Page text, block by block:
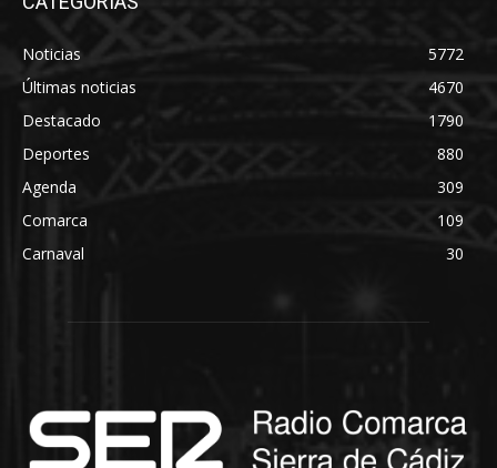
Noticias
5772
Últimas noticias
4670
Destacado
1790
Deportes
880
Agenda
309
Comarca
109
Carnaval
30